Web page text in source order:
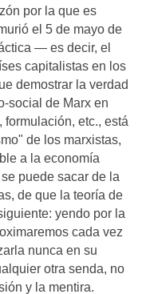
por la que es
el 5 de mayo de
— es decir, el
capitalistas en los
demostrar la verdad
social de Marx en
formulación, etc., está
de los marxistas,
a la economía
puede sacar de la
de que la teoría de
yendo por la
cada vez
nunca en su
otra senda, no
y la mentira.